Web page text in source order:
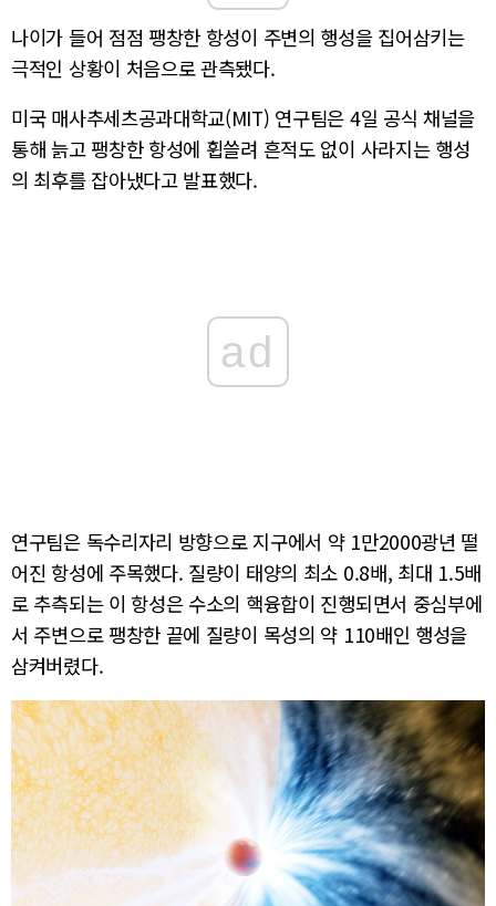
나이가 들어 점점 팽창한 항성이 주변의 행성을 집어삼키는
극적인 상황이 처음으로 관측됐다.
미국 매사추세츠공과대학교(MIT) 연구팀은 4일 공식 채널을
통해 늙고 팽창한 항성에 휩쓸려 흔적도 없이 사라지는 행성
의 최후를 잡아냈다고 발표했다.
ad
연구팀은 독수리자리 방향으로 지구에서 약 1만2000광년 떨
어진 항성에 주목했다. 질량이 태양의 최소 0.8배, 최대 1.5배
로 추측되는 이 항성은 수소의 핵융합이 진행되면서 중심부에
서 주변으로 팽창한 끝에 질량이 목성의 약 110배인 행성을
삼켜버렸다.